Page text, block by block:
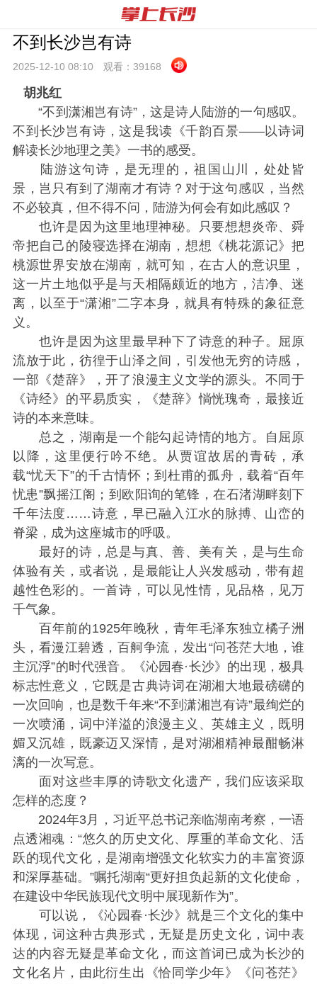
不到长沙岂有诗
2025-12-10 08:10 观看： 39168
胡兆红
“不到潇湘岂有诗”，这是诗人陆游的一句感叹。
不到长沙岂有诗，这是我读《千韵百景——以诗词
解读长沙地理之美》一书的感受。
陆游这句诗，是无理的，祖国山川，处处皆
景，岂只有到了湖南才有诗？对于这句感叹，当然
不必较真，但不得不问，陆游为何会有如此感叹？
也许是因为这里地理神秘。只要想想炎帝、舜
帝把自己的陵寝选择在湖南，想想《桃花源记》把
桃源世界安放在湖南，就可知，在古人的意识里，
这一片土地似乎是与天相隔颇近的地方，洁净、迷
离，以至于“潇湘”二字本身，就具有特殊的象征意
义。
也许是因为这里最早种下了诗意的种子。屈原
流放于此，彷徨于山泽之间，引发他无穷的诗感，
一部《楚辞》，开了浪漫主义文学的源头。不同于
《诗经》的平易质实，《楚辞》惝恍瑰奇，最接近
诗的本来意味。
总之，湖南是一个能勾起诗情的地方。自屈原
以降，这里便行吟不绝。从贾谊故居的青砖，承
载“忧天下”的千古情怀；到杜甫的孤舟，载着“百年
忧患”飘摇江阁；到欧阳询的笔锋，在石渚湖畔刻下
千年法度……诗意，早已融入江水的脉搏、山峦的
脊梁，成为这座城市的呼吸。
最好的诗，总是与真、善、美有关，是与生命
体验有关，或者说，是最能让人兴发感动，带有超
越性色彩的。一首诗，可以见性情，见品格，见万
千气象。
百年前的1925年晚秋，青年毛泽东独立橘子洲
头，看漫江碧透，百舸争流，发出“问苍茫大地，谁
主沉浮”的时代强音。《沁园春·长沙》的出现，极具
标志性意义，它既是古典诗词在湖湘大地最磅礴的
一次回响，也是数千年来“不到潇湘岂有诗”最绚烂的
一次喷涌，词中洋溢的浪漫主义、英雄主义，既明
媚又沉雄，既豪迈又深情，是对湖湘精神最酣畅淋
漓的一次写意。
面对这些丰厚的诗歌文化遗产，我们应该采取
怎样的态度？
2024年3月，习近平总书记亲临湖南考察，一语
点透湘魂：“悠久的历史文化、厚重的革命文化、活
跃的现代文化，是湖南增强文化软实力的丰富资源
和深厚基础。”嘱托湖南“更好担负起新的文化使命，
在建设中华民族现代文明中展现新作为”。
可以说，《沁园春·长沙》就是三个文化的集中
体现，词这种古典形式，无疑是历史文化，词中表
达的内容无疑是革命文化，而这首词已成为长沙的
文化名片，由此衍生出《恰同学少年》《问苍茫》